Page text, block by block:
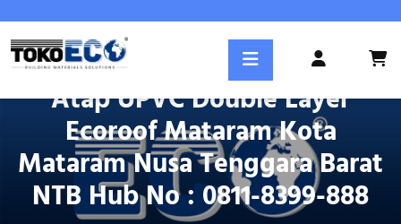
content
Register
Posted On Mei 17, 2025
Atap UPVC Double Layer
Ecoroof Mataram Kota
Mataram Nusa Tenggara Barat
NTB Hub No : 0811-8399-888